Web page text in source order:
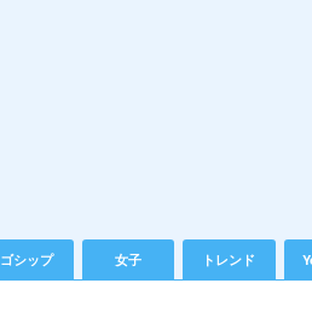
ゴシップ 女子 トレンド